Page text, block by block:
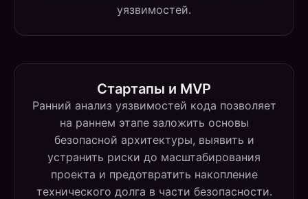
уязвимостей.
Стартапы и MVP
Ранний анализ уязвимостей кода позволяет
на раннем этапе заложить основы
безопасной архитектуры, выявить и
устранить риски до масштабирования
проекта и предотвратить накопление
технического долга в части безопасности.